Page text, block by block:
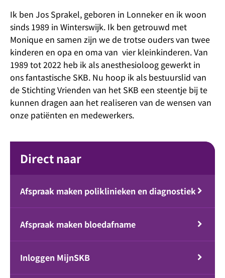
Ik ben Jos Sprakel, geboren in Lonneker en ik woon
sinds 1989 in Winterswijk. Ik ben getrouwd met
Monique en samen zijn we de trotse ouders van twee
kinderen en opa en oma van vier kleinkinderen. Van
1989 tot 2022 heb ik als anesthesioloog gewerkt in
ons fantastische SKB. Nu hoop ik als bestuurslid van
de Stichting Vrienden van het SKB een steentje bij te
kunnen dragen aan het realiseren van de wensen van
onze patiënten en medewerkers.
Direct naar
Afspraak maken poliklinieken en diagnostiek
Afspraak maken bloedafname
Inloggen MijnSKB